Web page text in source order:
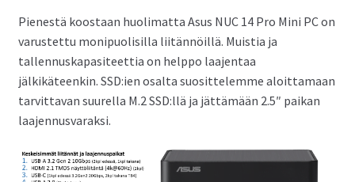
Pienestä koostaan huolimatta Asus NUC 14 Pro Mini PC on
varustettu monipuolisilla liitännöillä. Muistia ja
tallennuskapasiteettia on helppo laajentaa
jälkikäteenkin. SSD:ien osalta suosittelemme aloittamaan
tarvittavan suurella M.2 SSD:llä ja jättämään 2.5″ paikan
laajennusvaraksi.